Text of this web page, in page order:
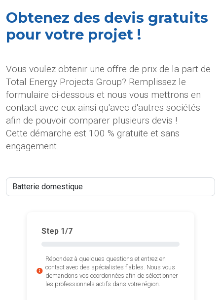
Obtenez des devis gratuits
pour votre projet !
Vous voulez obtenir une offre de prix de la part de
Total Energy Projects Group? Remplissez le
formulaire ci-dessous et nous vous mettrons en
contact avec eux ainsi qu'avec d'autres sociétés
afin de pouvoir comparer plusieurs devis !
Cette démarche est 100 % gratuite et sans
engagement.
Step 1/7
Répondez à quelques questions et entrez en
contact avec des spécialistes fiables. Nous vous
demandons vos coordonnées afin de sélectionner
les professionnels actifs dans votre région.